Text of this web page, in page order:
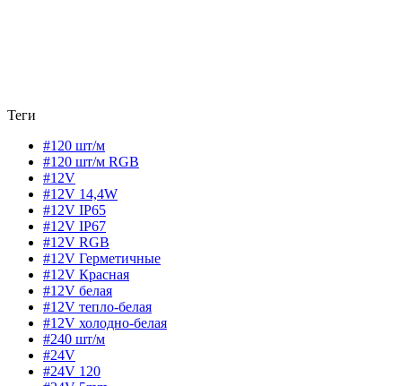
Теги
#120 шт/м
#120 шт/м RGB
#12V
#12V 14,4W
#12V IP65
#12V IP67
#12V RGB
#12V Герметичные
#12V Красная
#12V белая
#12V тепло-белая
#12V холодно-белая
#240 шт/м
#24V
#24V 120